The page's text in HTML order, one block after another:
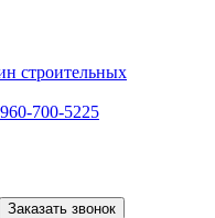
строительных
700-5225
Заказать звонок